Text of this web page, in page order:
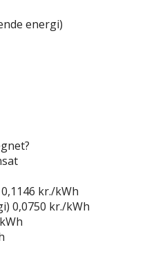
energi)
0,1146 kr./kWh
0,0750 kr./kWh